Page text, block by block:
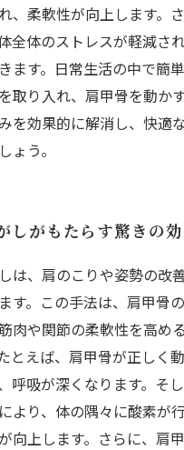
、柔軟性が向上します。
全体のストレスが軽減さ
ます。日常生活の中で簡
取り入れ、肩甲骨を動か
を効果的に解消し、快適
ょう。
しがもたらす驚きの
は、肩のこりや姿勢の改
す。この手法は、肩甲骨
肉や関節の柔軟性を高め
とえば、肩甲骨が正しく
呼吸が深くなります。そ
より、体の隅々に酸素が
向上します。さらに、肩